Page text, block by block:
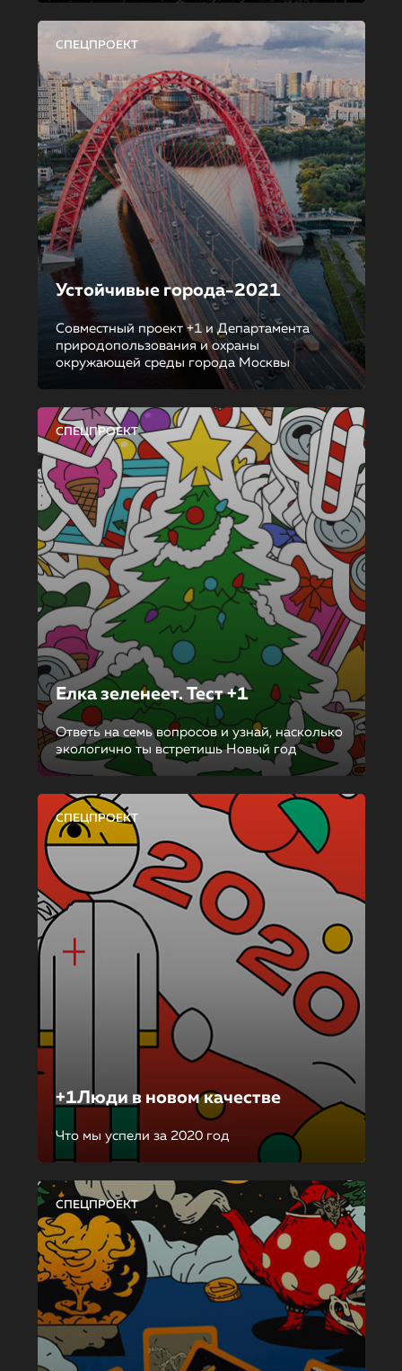
СПЕЦПРОЕКТ
Устойчивые города-2021
Совместный проект +1 и Департамента
природопользования и охраны
окружающей среды города Москвы
СПЕЦПРОЕКТ
Елка зеленеет. Тест +1
Ответь на семь вопросов и узнай, насколько
экологично ты встретишь Новый год
СПЕЦПРОЕКТ
+1Люди в новом качестве
Что мы успели за 2020 год
СПЕЦПРОЕКТ